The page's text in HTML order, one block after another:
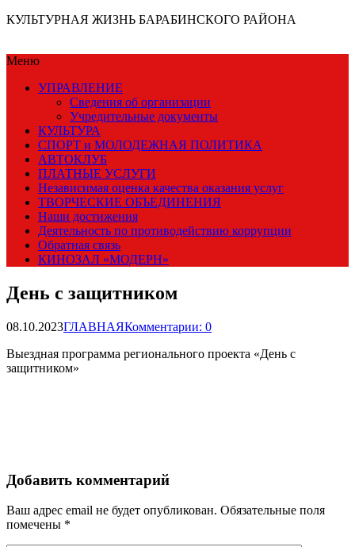
КУЛЬТУРНАЯ ЖИЗНЬ БАРАБИНСКОГО РАЙОНА
Меню
УПРАВЛЕНИЕ
Сведения об организации
Учредительные документы
КУЛЬТУРА
СПОРТ и МОЛОДЕЖНАЯ ПОЛИТИКА
АВТОКЛУБ
ПЛАТНЫЕ УСЛУГИ
Независимая оценка качества оказания услуг
ТВОРЧЕСКИЕ ОБЪЕДИНЕНИЯ
Наши достижения
Деятельность по противодействию коррупции
Обратная связь
КИНОЗАЛ «МОДЕРН»
День с защитником
08.10.2023ГЛАВНАЯКомментарии: 0
Выездная программа регионального проекта «День с
защитником»
Добавить комментарий
Ваш адрес email не будет опубликован. Обязательные поля
помечены *